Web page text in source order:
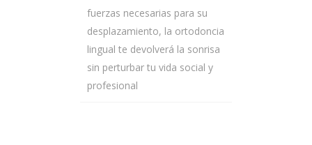
fuerzas necesarias para su
desplazamiento, la ortodoncia
lingual te devolverá la sonrisa
sin perturbar tu vida social y
profesional